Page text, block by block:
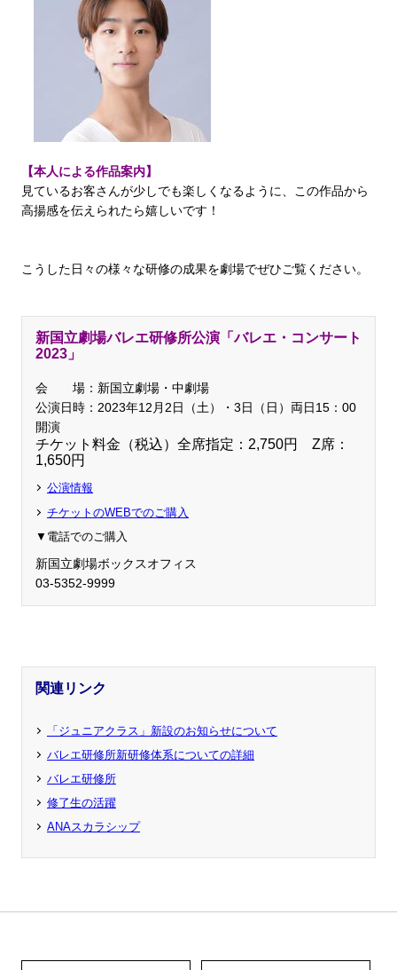
【本人による作品案内】
見ているお客さんが少しでも楽しくなるように、この作品から
高揚感を伝えられたら嬉しいです！
こうした日々の様々な研修の成果を劇場でぜひご覧ください。
新国立劇場バレエ研修所公演「バレエ・コンサート
2023」
会 場： 新国立劇場・中劇場
公演日時：2023年12月2日（土）・3日（日）両日15：00
開演
チケット料金（税込）全席指定： 2,750円 Z席：
1,650円
公演情報
チケットのWEBでのご購入
▼電話でのご購入
新国立劇場ボックスオフィス
03-5352-9999
関連リンク
「ジュニアクラス」新設のお知らせについて
バレエ研修所新研修体系についての詳細
バレエ研修所
修了生の活躍
ANAスカラシップ